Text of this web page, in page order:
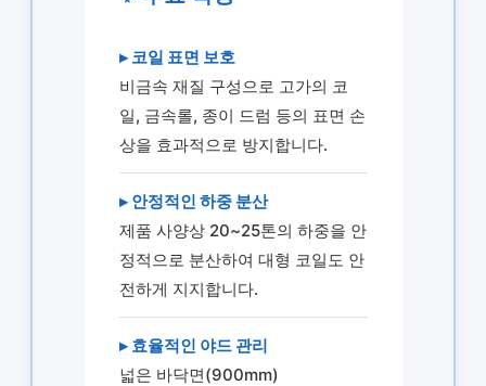
▸ 코일 표면 보호
비금속 재질 구성으로 고가의 코
일, 금속롤, 종이 드럼 등의 표면 손
상을 효과적으로 방지합니다.
▸ 안정적인 하중 분산
제품 사양상 20~25톤의 하중을 안
정적으로 분산하여 대형 코일도 안
전하게 지지합니다.
▸ 효율적인 야드 관리
넓은 바닥면(900mm)